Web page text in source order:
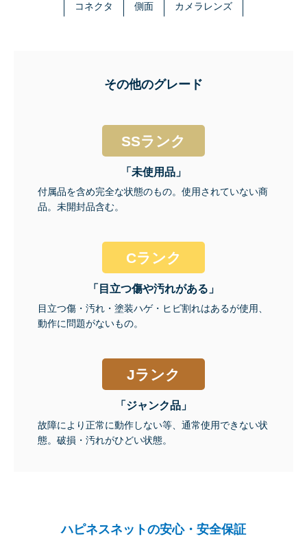
コネクタ 側面 カメラレンズ
その他のグレード
SSランク
「未使用品」
付属品を含め完全な状態のもの。使用されていない商
品。未開封品含む。
Cランク
「目立つ傷や汚れがある」
目立つ傷・汚れ・塗装ハゲ・ヒビ割れはあるが使用、
動作に問題がないもの。
Jランク
「ジャンク品」
故障により正常に動作しない等、通常使用できない状
態。破損・汚れがひどい状態。
ハピネスネットの安心・安全保証